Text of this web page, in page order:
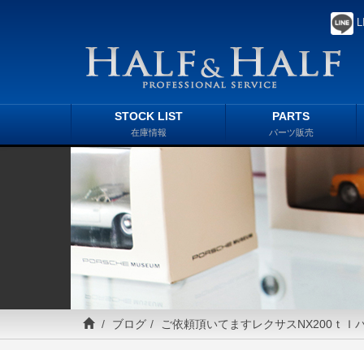
STOCK LIST
在庫情報
PARTS
パーツ販売
ブログ ご依頼頂いてますレクサスNX200ｔＩ